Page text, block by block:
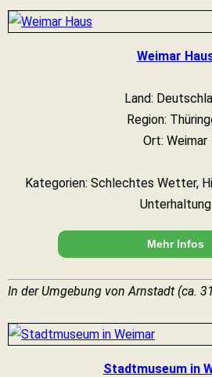
Weimar
Land:
Region:
Ort: Weimar
Kategorien: Schlechtes Wetter,
Unterhaltung
Mehr Infos
In der Umgebung von Arnstadt (ca.
Stadtmuseum in